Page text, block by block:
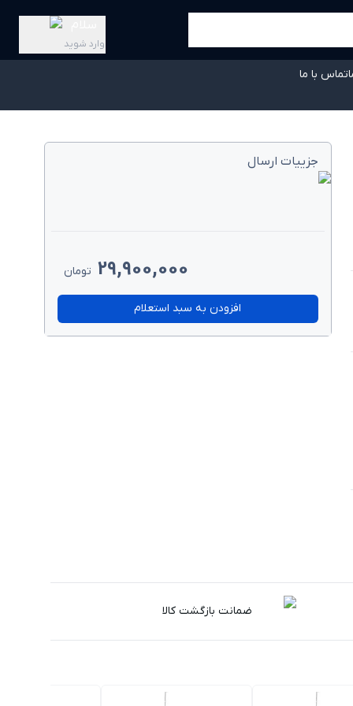
وارد شوید
تماس با ما
جزییات ارسال
29,900,000 تومان
افزودن به سبد استعلام
ضمانت بازگشت کالا